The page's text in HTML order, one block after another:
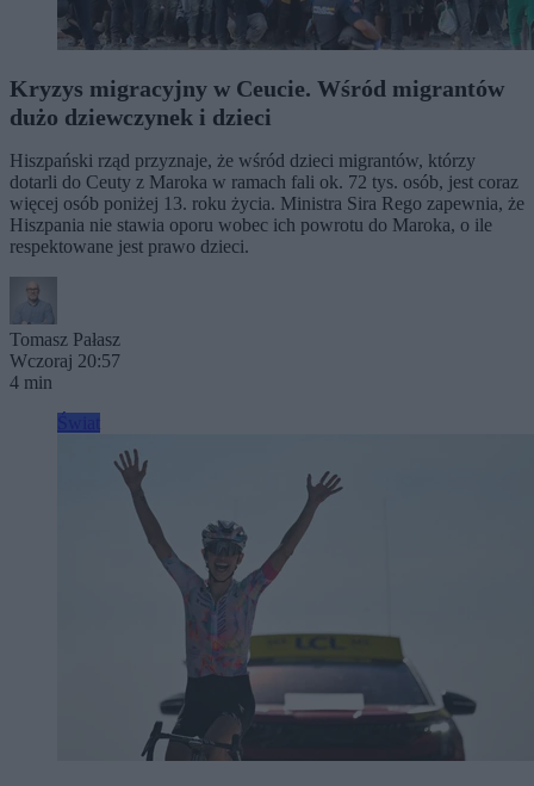
Kryzys migracyjny w Ceucie. Wśród migrantów
dużo dziewczynek i dzieci
Hiszpański rząd przyznaje, że wśród dzieci migrantów, którzy
dotarli do Ceuty z Maroka w ramach fali ok. 72 tys. osób, jest coraz
więcej osób poniżej 13. roku życia. Ministra Sira Rego zapewnia, że
Hiszpania nie stawia oporu wobec ich powrotu do Maroka, o ile
respektowane jest prawo dzieci.
Tomasz Pałasz
Wczoraj 20:57
4 min